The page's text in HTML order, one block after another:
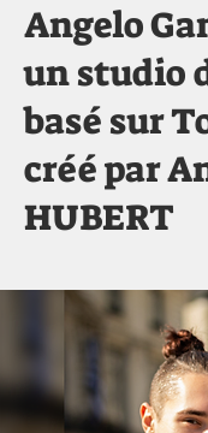
Angelo
un studio
basé sur
créé par
HUBERT